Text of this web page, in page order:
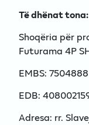
Të dhënat tona:
Shoqëria për
Futurama 4P
EMBS: 7504888
EDB:
Adresa: rr.